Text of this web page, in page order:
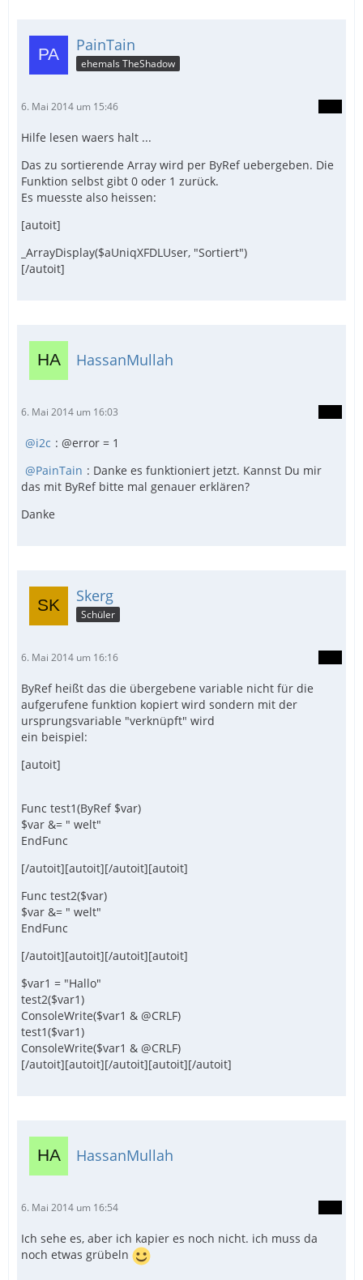
PainTain
ehemals TheShadow
6. Mai 2014 um 15:46
Hilfe lesen waers halt ...
Das zu sortierende Array wird per ByRef uebergeben. Die
Funktion selbst gibt 0 oder 1 zurück.
Es muesste also heissen:
[autoit]
_ArrayDisplay($aUniqXFDLUser, "Sortiert")
[/autoit]
HassanMullah
6. Mai 2014 um 16:03
i2c : @error = 1
PainTain : Danke es funktioniert jetzt. Kannst Du mir
das mit ByRef bitte mal genauer erklären?
Danke
Skerg
Schüler
6. Mai 2014 um 16:16
ByRef heißt das die übergebene variable nicht für die
aufgerufene funktion kopiert wird sondern mit der
ursprungsvariable "verknüpft" wird
ein beispiel:
[autoit]
Func test1(ByRef $var)
$var &= " welt"
EndFunc
[/autoit][autoit][/autoit][autoit]
Func test2($var)
$var &= " welt"
EndFunc
[/autoit][autoit][/autoit][autoit]
$var1 = "Hallo"
test2($var1)
ConsoleWrite($var1 & @CRLF)
test1($var1)
ConsoleWrite($var1 & @CRLF)
[/autoit][autoit][/autoit][autoit][/autoit]
HassanMullah
6. Mai 2014 um 16:54
Ich sehe es, aber ich kapier es noch nicht. ich muss da
noch etwas grübeln